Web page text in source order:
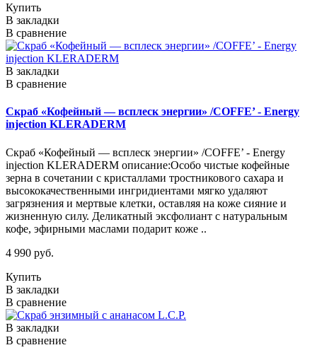
Купить
В закладки
В сравнение
В закладки
В сравнение
Скраб «Кофейный — всплеск энергии» /COFFE’ - Energy
injection KLERADERM
Скраб «Кофейный — всплеск энергии» /COFFE’ - Energy
injection KLERADERM описание:Особо чистые кофейные
зерна в сочетании с кристаллами тростникового сахара и
высококачественными ингридиентами мягко удаляют
загрязнения и мертвые клетки, оставляя на коже сияние и
жизненную силу. Деликатный эксфолиант с натуральным
кофе, эфирными маслами подарит коже ..
4 990 руб.
Купить
В закладки
В сравнение
В закладки
В сравнение